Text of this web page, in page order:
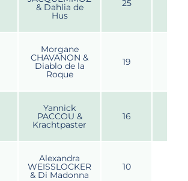
& Dahlia de
Hus
25
Morgane
CHAVANON &
Diablo de la
Roque
19
Yannick
PACCOU &
Krachtpaster
16
Alexandra
WEISSLOCKER
& Di Madonna
10